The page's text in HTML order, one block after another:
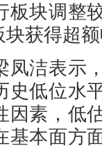
板块调整
获得超
洁表示
史低位水
因素，低
基本面方